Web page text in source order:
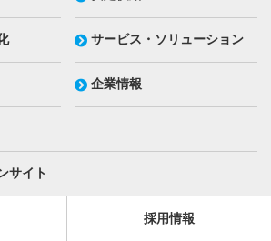
サービス・ソリューション
企業情報
サイト
採用情報